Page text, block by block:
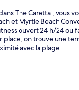
The Caretta , vous
et Myrtle Beach
ouvert 24 h/24 ou
place, on trouve une
avec la plage.